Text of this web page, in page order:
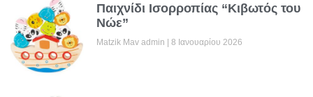
Παιχνίδι Ισορροπίας “Κιβωτός του
Νώε”
Matzik Mav admin 8 Ιανουαρίου 2026